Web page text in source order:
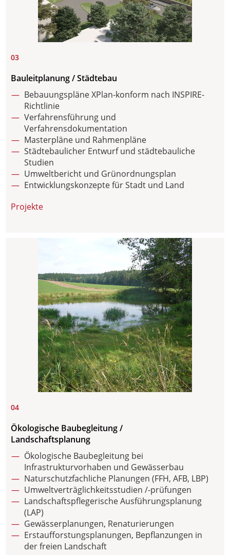
03
Bauleitplanung / Städtebau
Bebauungspläne XPlan-konform nach INSPIRE-
Richtlinie
Verfahrensführung und
Verfahrensdokumentation
Masterpläne und Rahmenpläne
Städtebaulicher Entwurf und städtebauliche
Studien
Umweltbericht und Grünordnungsplan
Entwicklungskonzepte für Stadt und Land
Projekte
04
Ökologische Baubegleitung /
Landschaftsplanung
Ökologische Baubegleitung bei
Infrastrukturvorhaben und Gewässerbau
Naturschutzfachliche Planungen (FFH, AFB, LBP)
Umweltverträglichkeitsstudien /-prüfungen
Landschaftspflegerische Ausführungsplanung
(LAP)
Gewässerplanungen, Renaturierungen
Erstaufforstungsplanungen, Bepflanzungen in
der freien Landschaft